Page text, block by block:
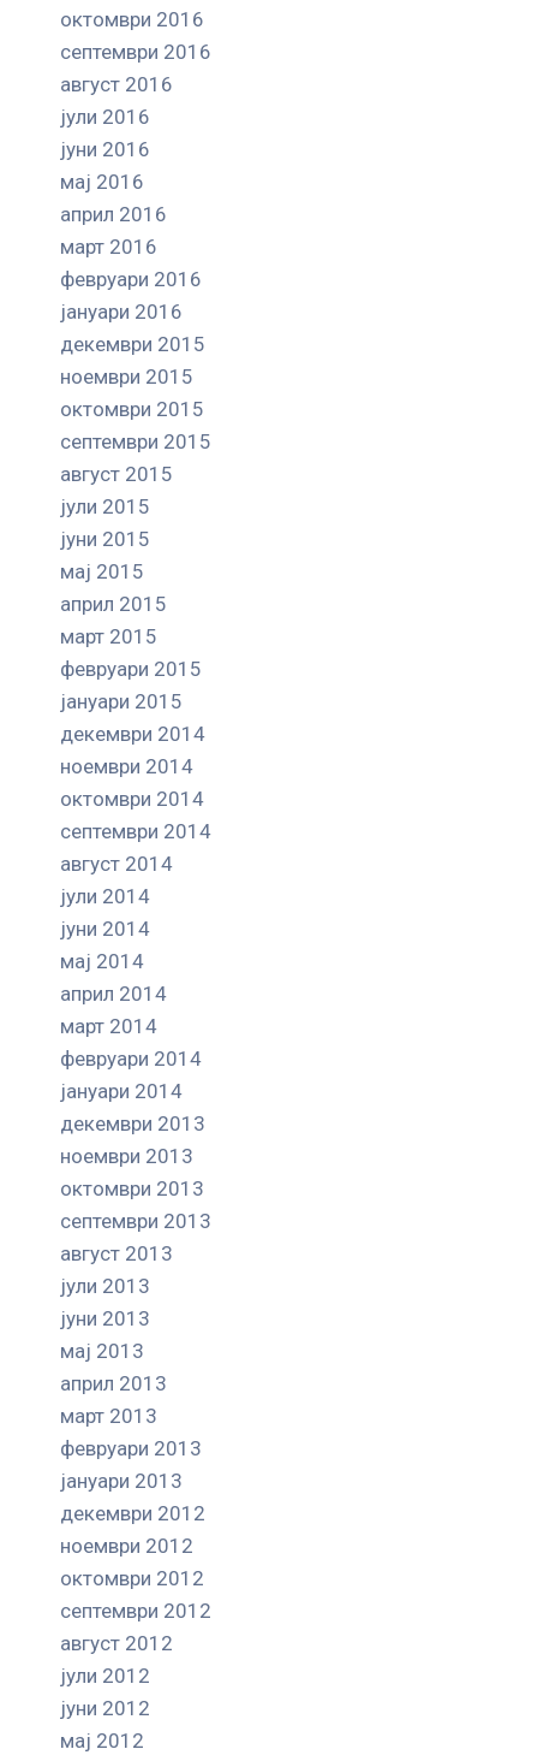
октомври 2016
септември 2016
август 2016
јули 2016
јуни 2016
мај 2016
април 2016
март 2016
февруари 2016
јануари 2016
декември 2015
ноември 2015
октомври 2015
септември 2015
август 2015
јули 2015
јуни 2015
мај 2015
април 2015
март 2015
февруари 2015
јануари 2015
декември 2014
ноември 2014
октомври 2014
септември 2014
август 2014
јули 2014
јуни 2014
мај 2014
април 2014
март 2014
февруари 2014
јануари 2014
декември 2013
ноември 2013
октомври 2013
септември 2013
август 2013
јули 2013
јуни 2013
мај 2013
април 2013
март 2013
февруари 2013
јануари 2013
декември 2012
ноември 2012
октомври 2012
септември 2012
август 2012
јули 2012
јуни 2012
мај 2012